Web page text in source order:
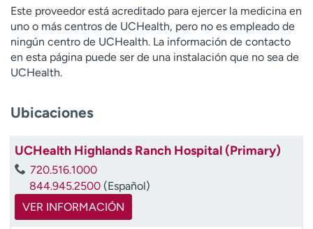
n
t
r
a
r
Este proveedor está acreditado para ejercer la medicina en
uno o más centros de UCHealth, pero no es empleado de
ningún centro de UCHealth. La información de contacto
en esta página puede ser de una instalación que no sea de
UCHealth.
Ubicaciones
UCHealth Highlands Ranch Hospital (Primary)
720.516.1000
844.945.2500 (Español)
VER INFORMACIÓN